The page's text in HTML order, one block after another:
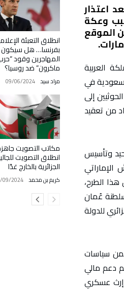
اعتذار
وعكة
الموقع
العربية
في
إلى
من تعقيد
وتأسيس
الإماراتي
الطرح،
عُمان
للدولة
سياسات
دعم مالي
عسكري
انطلاق التعبئة
بفرنسا… هل سيكون
المهاجرين وقود
ماكرون” ضد روسيا؟
مراد سيد 09/06/2024
مكاتب التصويت
انطلاق التصويت
الجزائرية بالخارج غدًا
كريم بن محمد 09/2024